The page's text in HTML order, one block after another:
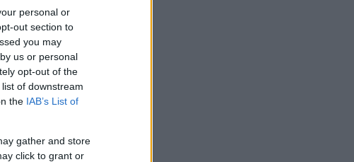
personal or
out section to
you may
us or personal
opt-out of the
of downstream
the IAB’s List of
gather and store
click to grant or